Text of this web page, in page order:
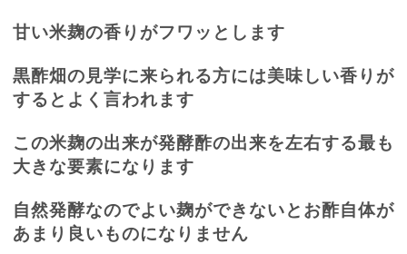
甘い米麹の香りがフワッとします
黒酢畑の見学に来られる方には美味しい香りが
するとよく言われます
この米麹の出来が発酵酢の出来を左右する最も
大きな要素になります
自然発酵なのでよい麹ができないとお酢自体が
あまり良いものになりません